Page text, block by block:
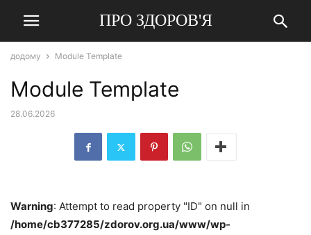
ПРО ЗДОРОВ'Я
додому Module Template
Module Template
28.06.2026
Warning: Attempt to read property "ID" on null in
/home/cb377285/zdorov.org.ua/www/wp-